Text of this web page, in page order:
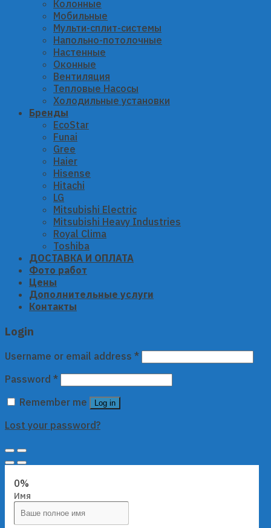
Колонные
Мобильные
Мульти-сплит-системы
Напольно-потолочные
Настенные
Оконные
Вентиляция
Тепловые Насосы
Холодильные установки
Бренды
EcoStar
Funai
Gree
Haier
Hisense
Hitachi
LG
Mitsubishi Electric
Mitsubishi Heavy Industries
Royal Clima
Toshiba
ДОСТАВКА И ОПЛАТА
Фото работ
Цены
Дополнительные услуги
Контакты
Login
Username or email address *
Password *
Remember me
Log in
Lost your password?
0%
Имя